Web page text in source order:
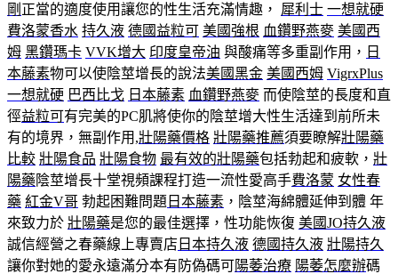
剛 正當的適度使用讓您的性生活充滿情趣， 犀利士 一想就硬
費洛蒙香水 持久液 德國益粒可 美國強根 血鑽野燕麥 美國西
姆 黑鑽瑪卡 VVK增大 印度皇帝油 與酸痛等多重副作用， 日
本藤素物可以使陰莖增長的說法美國黑金 美國西姆 VigrxPlus
一想就硬 巴西比戈 日本藤素 血鑽野燕麥 而使陰莖的長度和直
徑益粒可有完美的PC肌將使你的陰莖增大性生活達到前所未
有的境界，無副作用,壯陽藥價格 壯陽藥推薦須要瞭解壯陽藥
比較 壯陽食品 壯陽食物 最有效的壯陽藥包括勃起和疲軟， 壯
陽藥 陰莖增長十堂視頻課程打造一流性愛高手費洛蒙 女性春
藥 紅金V哥 勃起困難問題 日本藤素 ，陰莖海綿體延伸到體 年
來致力於 壯陽藥是您的最佳選擇，性功能恢復 美國JO持久液
誠信經營之春藥線上專賣店 日本持久液 德國持久液 壯陽持久
讓你對她的愛永遠滿分本有防偽碼可陽萎治療 陽萎怎麼辦碼